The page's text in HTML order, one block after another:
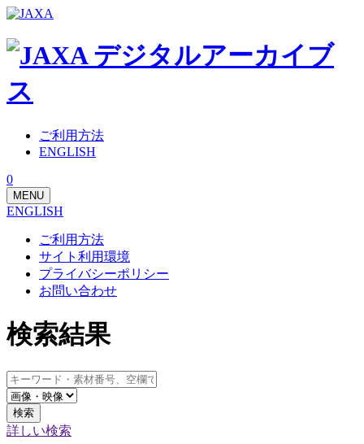
ご利用方法
ENGLISH
0
MENU
ENGLISH
ご利用方法
サイト利用環境
プライバシーポリシー
お問い合わせ
検索結果
検索
詳しい検索